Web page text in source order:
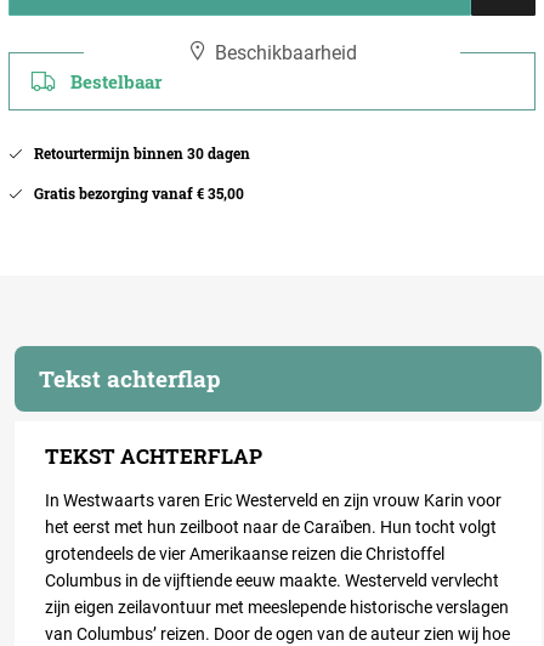
Beschikbaarheid
Bestelbaar
Retourtermijn binnen 30 dagen
Gratis bezorging vanaf € 35,00
Tekst achterflap
TEKST ACHTERFLAP
In Westwaartsvaren Eric Westerveld en zijn vrouw Karin voor
het eerst met hun zeilboot naar de Caraïben. Hun tocht volgt
grotendeels de vier Amerikaanse reizen die Christoffel
Columbus in de vijftiende eeuw maakte. Westerveld vervlecht
zijn eigen zeilavontuur met meeslepende historische verslagen
van Columbus’ reizen. Door de ogen van de auteur zien wij hoe